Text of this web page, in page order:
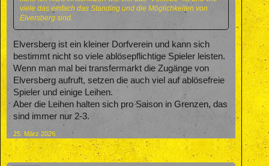
viele das einfach das Standing und die Möglichkeiten von
Elversberg sind.
Elversberg ist ein kleiner Dorfverein und kann sich
bestimmt nicht so viele ablösepflichtige Spieler leisten.
Wenn man mal bei transfermarkt die Zugänge von
Elversberg aufruft, setzen die auch viel auf ablösefreie
Spieler und einige Leihen.
Aber die Leihen halten sich pro Saison in Grenzen, das
sind immer nur 2-3.
25. März 2026